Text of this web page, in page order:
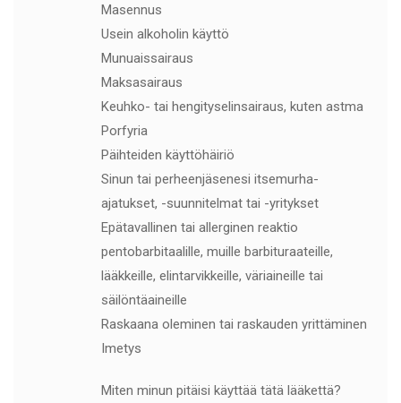
Masennus
Usein alkoholin käyttö
Munuaissairaus
Maksasairaus
Keuhko- tai hengityselinsairaus, kuten astma
Porfyria
Päihteiden käyttöhäiriö
Sinun tai perheenjäsenesi itsemurha-
ajatukset, -suunnitelmat tai -yritykset
Epätavallinen tai allerginen reaktio
pentobarbitaalille, muille barbituraateille,
lääkkeille, elintarvikkeille, väriaineille tai
säilöntäaineille
Raskaana oleminen tai raskauden yrittäminen
Imetys
Miten minun pitäisi käyttää tätä lääkettä?